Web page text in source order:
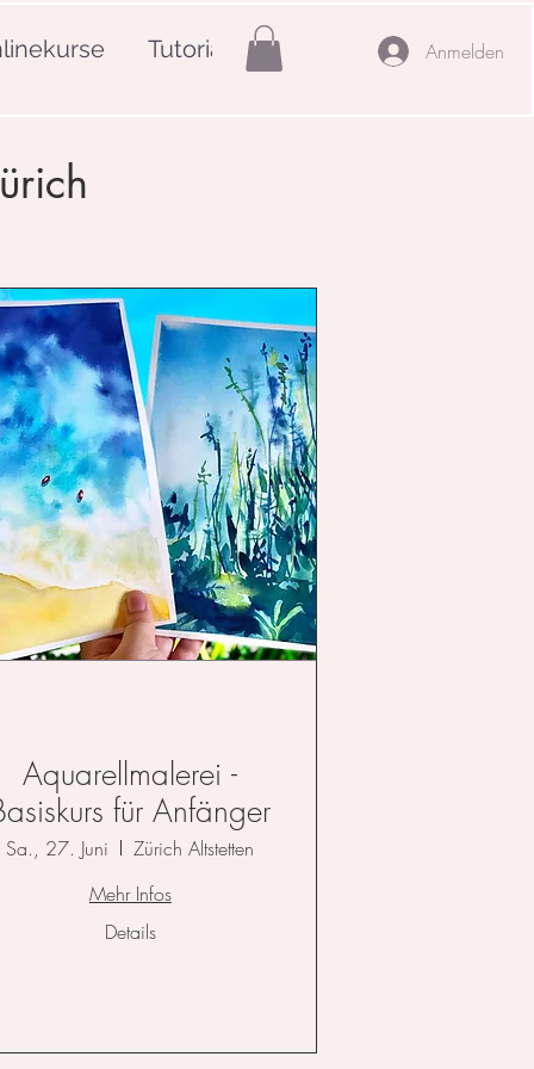
Tutorials Anmelden
Aquarellmalerei -
für Anfänger
Sa., 27. Juni
Zürich Altstetten
Mehr Infos
Details